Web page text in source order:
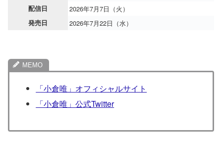
配信日 2026年7月7日（火）
発売日 2026年7月22日（水）
「小倉唯」オフィシャルサイト
「小倉唯」公式Twitter